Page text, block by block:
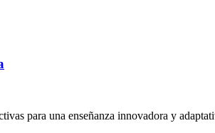
para una enseñanza innovadora y